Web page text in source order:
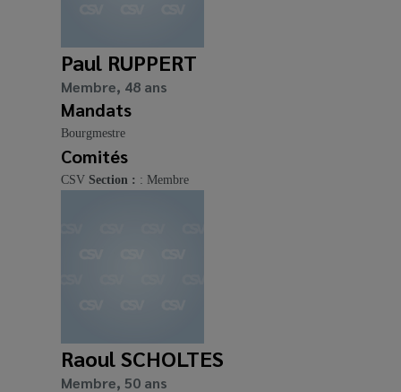
Paul RUPPERT
Membre, 48 ans
Mandats
Bourgmestre
Comités
CSV Section : : Membre
Raoul SCHOLTES
Membre, 50 ans